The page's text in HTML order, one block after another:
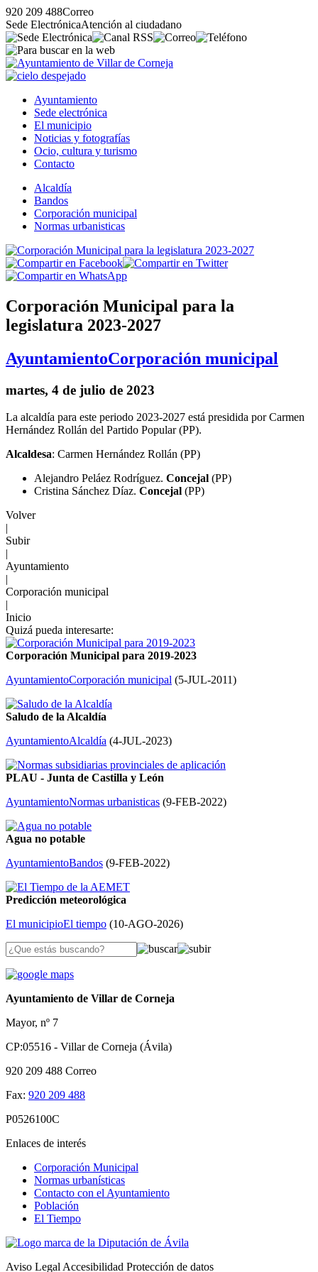
920 209 488Correo
Sede ElectrónicaAtención al ciudadano
Ayuntamiento
Sede electrónica
El municipio
Noticias y fotografías
Ocio, cultura y turismo
Contacto
Alcaldía
Bandos
Corporación municipal
Normas urbanisticas
Corporación Municipal para la
legislatura 2023-2027
AyuntamientoCorporación municipal
martes, 4 de julio de 2023
La alcaldía para este periodo 2023-2027 está presidida por Carmen
Hernández Rollán del Partido Popular (PP).
Alcaldesa: Carmen Hernández Rollán (PP)
Alejandro Peláez Rodríguez. Concejal (PP)
Cristina Sánchez Díaz. Concejal (PP)
Volver
|
Subir
|
Ayuntamiento
|
Corporación municipal
|
Inicio
Quizá pueda interesarte:
Corporación Municipal para 2019-2023
AyuntamientoCorporación municipal (5-JUL-2011)
Saludo de la Alcaldía
AyuntamientoAlcaldía (4-JUL-2023)
PLAU - Junta de Castilla y León
AyuntamientoNormas urbanisticas (9-FEB-2022)
Agua no potable
AyuntamientoBandos (9-FEB-2022)
Predicción meteorológica
El municipioEl tiempo (10-AGO-2026)
Ayuntamiento de Villar de Corneja
Mayor, nº 7
CP:05516 - Villar de Corneja (Ávila)
920 209 488 Correo
Fax: 920 209 488
P0526100C
Enlaces de interés
Corporación Municipal
Normas urbanísticas
Contacto con el Ayuntamiento
Población
El Tiempo
Aviso LegalAccesibilidad Protección de datos